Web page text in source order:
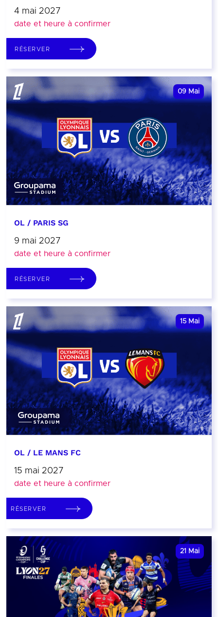
4 mai 2027
date et heure à confirmer
RÉSERVER
09 Mai
OL / PARIS SG
9 mai 2027
date et heure à confirmer
RÉSERVER
15 Mai
OL / LE MANS FC
15 mai 2027
date et heure à confirmer
RÉSERVER
21 Mai